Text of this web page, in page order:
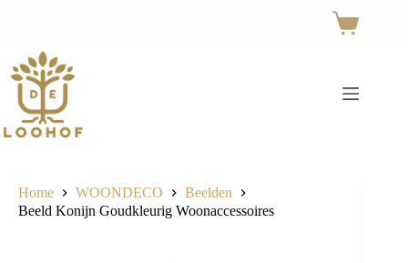
inhoud
Home WOONDECO
Beelden
Beeld Konijn Goudkleurig Woonaccessoires